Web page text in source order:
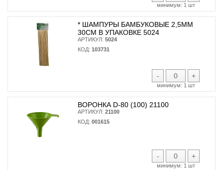
минимум: 1 шт
* ШАМПУРЫ БАМБУКОВЫЕ 2,5ММ
30СМ В УПАКОВКЕ 5024
АРТИКУЛ: 5024
КОД: 103731
- +
минимум: 1 шт
ВОРОНКА D-80 (100) 21100
АРТИКУЛ: 21100
КОД: 001615
- +
минимум: 1 шт